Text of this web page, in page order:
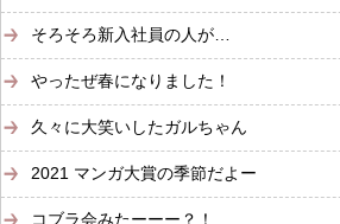
そろそろ新入社員の人が…
やったぜ春になりました！
久々に大笑いしたガルちゃん
2021 マンガ大賞の季節だよー
コブラ会みたーーー？！